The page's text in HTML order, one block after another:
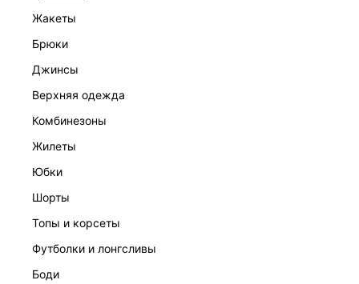
жакеты
брюки
джинсы
верхняя одежда
комбинезоны
жилеты
юбки
шорты
топы и корсеты
футболки и лонгсливы
боди